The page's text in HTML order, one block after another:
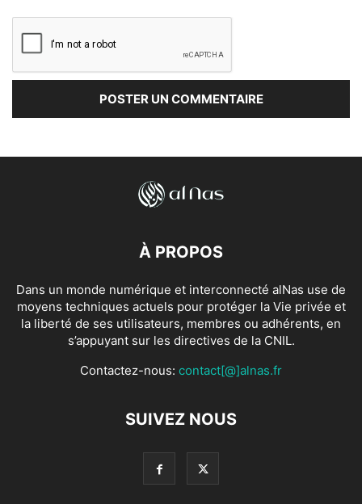
À PROPOS
Dans un monde numérique et interconnecté alNas use de
moyens techniques actuels pour protéger la Vie privée et
la liberté de ses utilisateurs, membres ou adhérents, en
s’appuyant sur les directives de la CNIL.
Contactez-nous: contact[@]alnas.fr
SUIVEZ NOUS